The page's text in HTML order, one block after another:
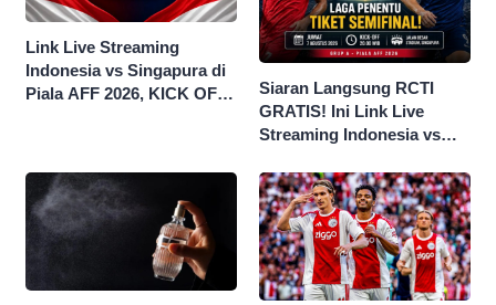
Link Live Streaming
Indonesia vs Singapura di
Piala AFF 2026, KICK OFF
Siaran Langsung RCTI
GRATIS! Ini Link Live
Streaming Indonesia vs
2026